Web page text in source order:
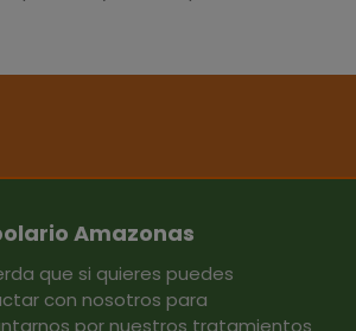
Amazonas
que si quieres puedes
con nosotros para